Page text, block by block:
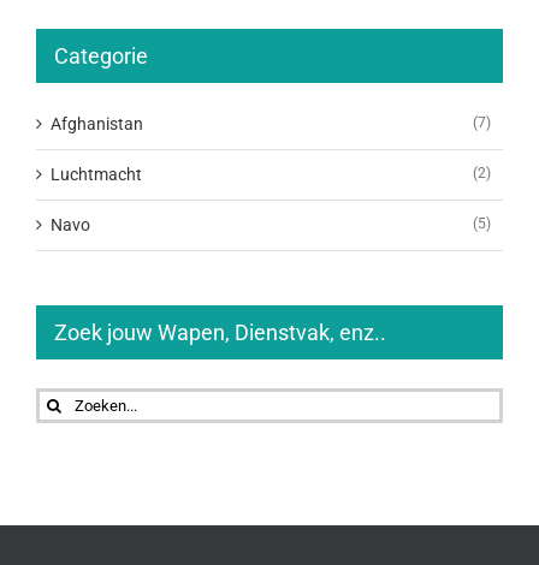
Categorie
Afghanistan (7)
Luchtmacht (2)
Navo (5)
Zoek jouw Wapen, Dienstvak, enz..
Zoeken
naar: